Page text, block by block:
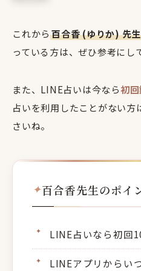
これから百合香 (ゆりか) 先生
っている方は、ぜひ参考にし
また、LINE占いは今なら初
占いを利用したことがない方
さいね。
百合香先生のポイ
LINE占いなら初回
LINEアプリからい